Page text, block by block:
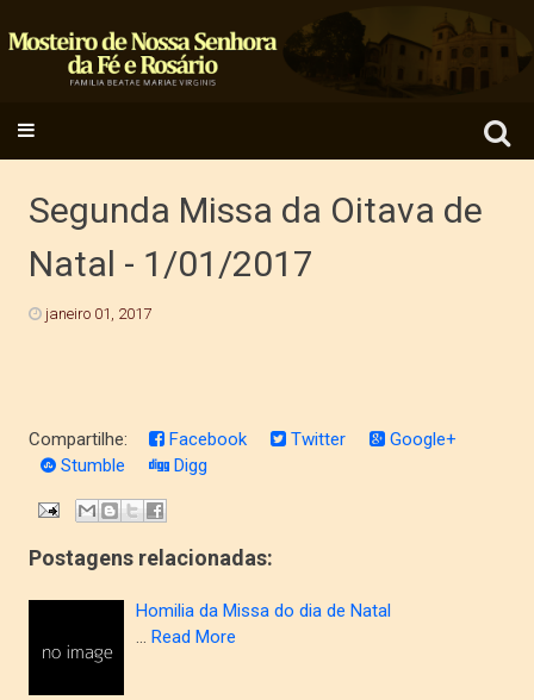
Search
for:
SKIP TO CONTENT
Segunda Missa da Oitava de
Natal - 1/01/2017
janeiro 01, 2017
Compartilhe: Facebook Twitter
Google+
Stumble
Digg
Postagens relacionadas:
Homilia da Missa do dia de Natal
… Read More